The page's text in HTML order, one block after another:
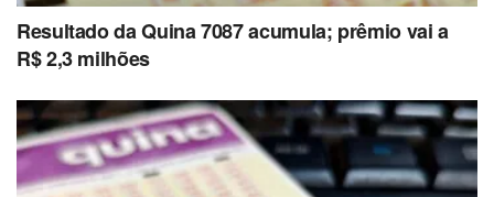
Resultado da Quina 7087 acumula; prêmio vai a
R$ 2,3 milhões